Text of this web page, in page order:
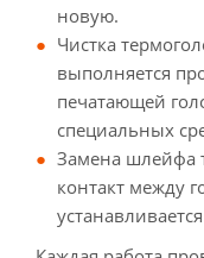
новую.
Чистка
выполняется
печатающей
специальных
Замена шлейфа
контакт между